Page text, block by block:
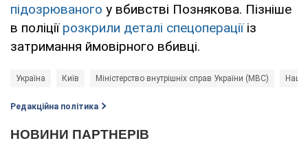
підозрюваного у вбивстві Познякова. Пізніше
в поліції розкрили деталі спецопераціїіз
затримання ймовірного вбивці.
Україна Київ Міністерство внутрішніх справ України (МВС)
Редакційна політика